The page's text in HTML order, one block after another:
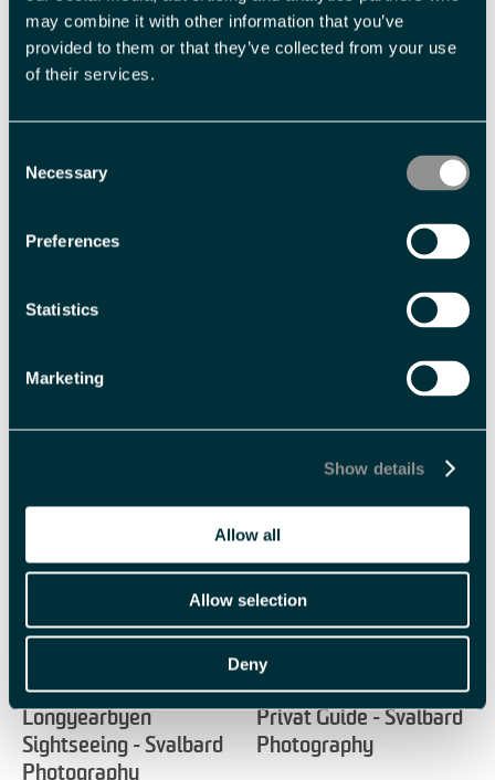
may combine it with other information that you’ve
provided to them or that they’ve collected from your use
of their services.
Selection
Necessary
Preferences
Statistics
Marketing
Show details
Allow all
Allow selection
Deny
Fasiliteter
Polarsommer
Varighet
Longyearbyen
Sightseeing - Svalbard
Photography
Privat Guide - Svalbard
Photography